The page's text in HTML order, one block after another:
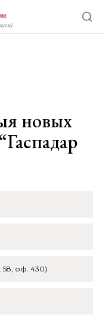
новых
58, оф. 430)